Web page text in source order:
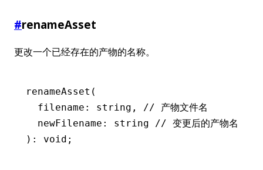
#renameAsset
更改一个已经存在的产物的名称。
renameAsset (
  filename: string
,
// 产物文件名
  newFilename: string
// 变更后的产物名
): void ;